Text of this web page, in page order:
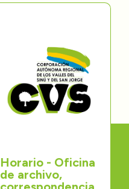
Horario - Oficina
de archivo,